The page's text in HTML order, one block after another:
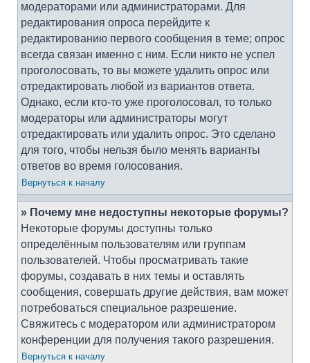
модераторами или администраторами. Для
редактирования опроса перейдите к
редактированию первого сообщения в теме; опрос
всегда связан именно с ним. Если никто не успел
проголосовать, то вы можете удалить опрос или
отредактировать любой из вариантов ответа.
Однако, если кто-то уже проголосовал, то только
модераторы или администраторы могут
отредактировать или удалить опрос. Это сделано
для того, чтобы нельзя было менять варианты
ответов во время голосования.
Вернуться к началу
» Почему мне недоступны некоторые форумы?
Некоторые форумы доступны только
определённым пользователям или группам
пользователей. Чтобы просматривать такие
форумы, создавать в них темы и оставлять
сообщения, совершать другие действия, вам может
потребоваться специальное разрешение.
Свяжитесь с модератором или администратором
конференции для получения такого разрешения.
Вернуться к началу